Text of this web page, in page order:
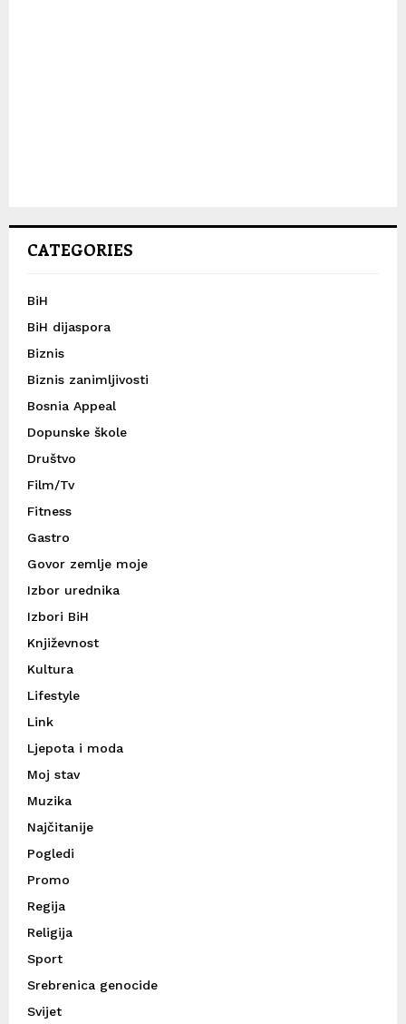
CATEGORIES
BiH
BiH dijaspora
Biznis
Biznis zanimljivosti
Bosnia Appeal
Dopunske škole
Društvo
Film/Tv
Fitness
Gastro
Govor zemlje moje
Izbor urednika
Izbori BiH
Književnost
Kultura
Lifestyle
Link
Ljepota i moda
Moj stav
Muzika
Najčitanije
Pogledi
Promo
Regija
Religija
Sport
Srebrenica genocide
Svijet